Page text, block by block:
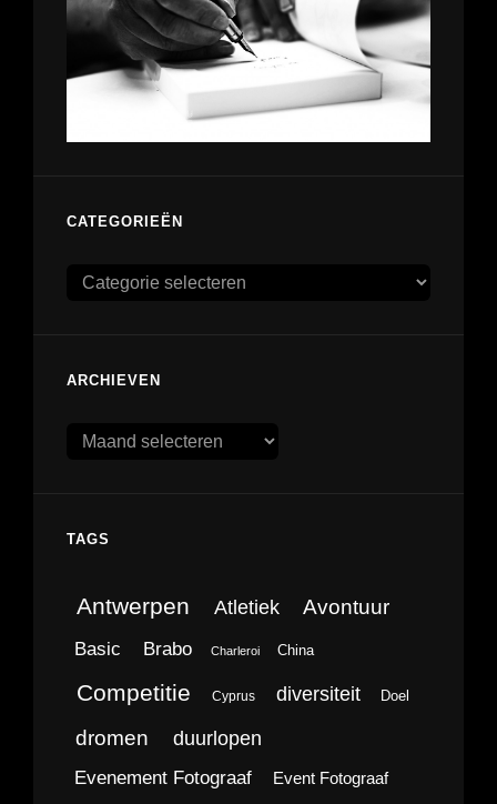
CATEGORIEËN
Categorieën
ARCHIEVEN
Archieven
TAGS
Antwerpen Atletiek Avontuur
Basic Brabo Charleroi China
Competitie Cyprus diversiteit Doel
dromen duurlopen
Evenement Fotograaf Event Fotograaf